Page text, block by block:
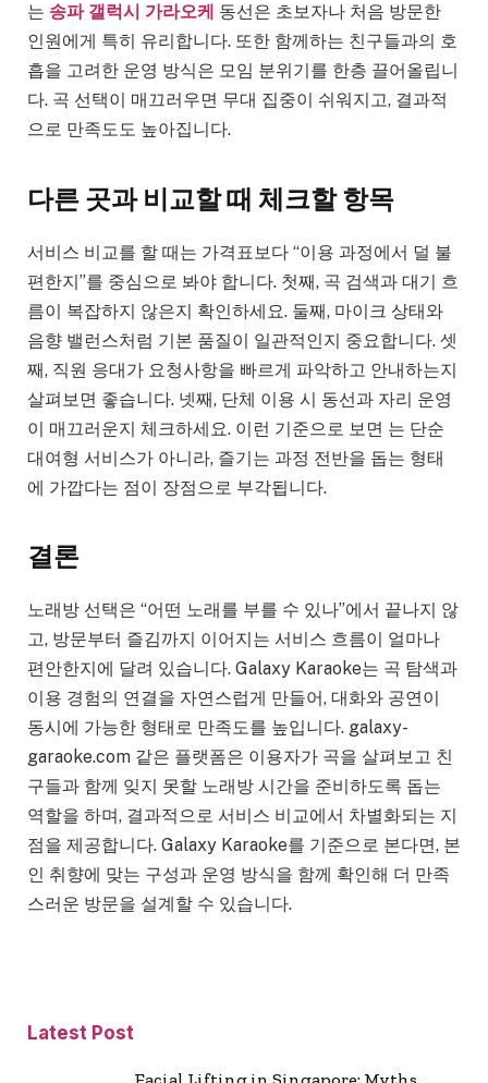
는 송파 갤럭시 가라오케 동선은 초보자나 처음 방문한
인원에게 특히 유리합니다. 또한 함께하는 친구들과의 호
흡을 고려한 운영 방식은 모임 분위기를 한층 끌어올립니
다. 곡 선택이 매끄러우면 무대 집중이 쉬워지고, 결과적
으로 만족도도 높아집니다.
다른 곳과 비교할 때 체크할 항목
서비스 비교를 할 때는 가격표보다 “이용 과정에서 덜 불
편한지”를 중심으로 봐야 합니다. 첫째, 곡 검색과 대기 흐
름이 복잡하지 않은지 확인하세요. 둘째, 마이크 상태와
음향 밸런스처럼 기본 품질이 일관적인지 중요합니다. 셋
째, 직원 응대가 요청사항을 빠르게 파악하고 안내하는지
살펴보면 좋습니다. 넷째, 단체 이용 시 동선과 자리 운영
이 매끄러운지 체크하세요. 이런 기준으로 보면 는 단순
대여형 서비스가 아니라, 즐기는 과정 전반을 돕는 형태
에 가깝다는 점이 장점으로 부각됩니다.
결론
노래방 선택은 “어떤 노래를 부를 수 있나”에서 끝나지 않
고, 방문부터 즐김까지 이어지는 서비스 흐름이 얼마나
편안한지에 달려 있습니다. Galaxy Karaoke는 곡 탐색과
이용 경험의 연결을 자연스럽게 만들어, 대화와 공연이
동시에 가능한 형태로 만족도를 높입니다. galaxy-
garaoke.com 같은 플랫폼은 이용자가 곡을 살펴보고 친
구들과 함께 잊지 못할 노래방 시간을 준비하도록 돕는
역할을 하며, 결과적으로 서비스 비교에서 차별화되는 지
점을 제공합니다. Galaxy Karaoke를 기준으로 본다면, 본
인 취향에 맞는 구성과 운영 방식을 함께 확인해 더 만족
스러운 방문을 설계할 수 있습니다.
Latest Post